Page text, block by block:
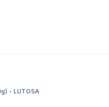
- LUTOSA